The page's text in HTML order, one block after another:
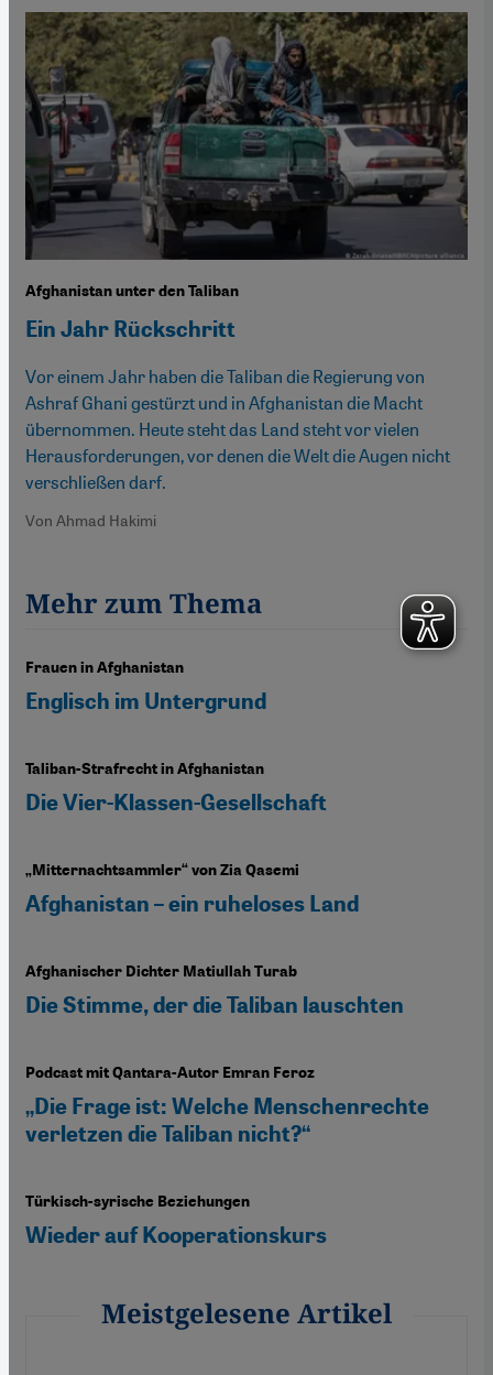
Afghanistan unter den Taliban
Ein Jahr Rückschritt
Vor einem Jahr haben die Taliban die Regierung von
Ashraf Ghani gestürzt und in Afghanistan die Macht
übernommen. Heute steht das Land steht vor vielen
Herausforderungen, vor denen die Welt die Augen nicht
verschließen darf.
Von Ahmad Hakimi
Mehr zum Thema
Frauen in Afghanistan
Englisch im Untergrund
Taliban-Strafrecht in Afghanistan
Die Vier-Klassen-Gesellschaft
„Mitternachtsammler“ von Zia Qasemi
Afghanistan – ein ruheloses Land
Afghanischer Dichter Matiullah Turab
Die Stimme, der die Taliban lauschten
Podcast mit Qantara-Autor Emran Feroz
„Die Frage ist: Welche Menschenrechte
verletzen die Taliban nicht?“
Türkisch-syrische Beziehungen
Wieder auf Kooperationskurs
Meistgelesene Artikel